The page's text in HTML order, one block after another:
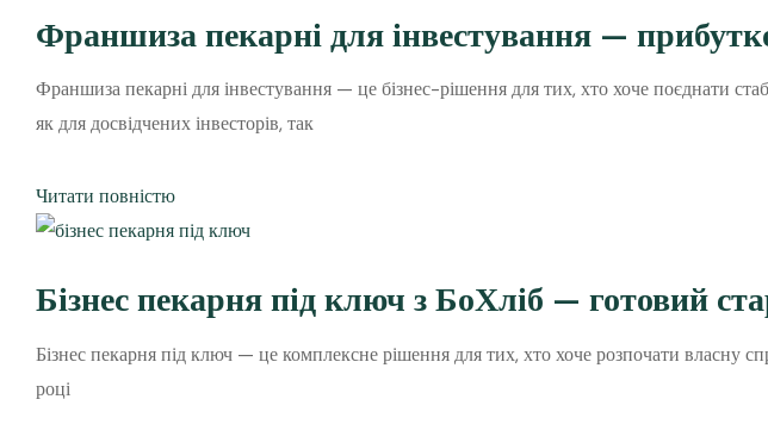
Франшиза пекарні для інвестування —
Франшиза пекарні для інвестування — це бізнес-рішення для тих, хто хоче поєднати
як для досвідчених інвесторів, так
Читати повністю
Бізнес пекарня під ключ з БоХліб — готовий
Бізнес пекарня під ключ — це комплексне рішення для тих, хто хоче розпочати власну
році